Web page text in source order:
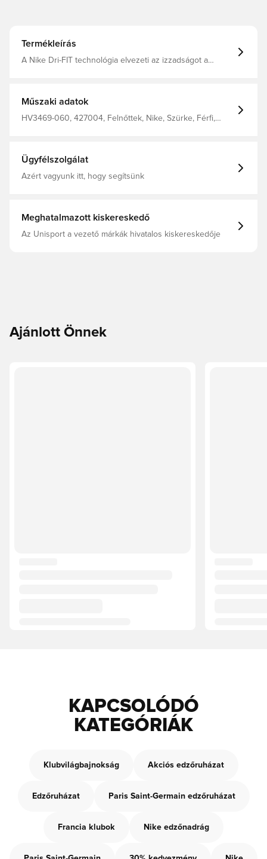
Termékleírás
A Nike Dri-FIT technológia elvezeti az izzadságot a
Műszaki adatok
HV3469-060, 427004, Felnőttek, Nike, Szürke, Férfi,
Ügyfélszolgálat
Azért vagyunk itt, hogy segítsünk
Meghatalmazott kiskereskedő
Az Unisport a vezető márkák hivatalos kiskereskedője
Ajánlott Önnek
KAPCSOLÓDÓ
KATEGÓRIÁK
Klubvilágbajnokság Akciós edzőruházat
Edzőruházat Paris Saint-Germain edzőruházat
Francia klubok Nike edzőnadrág